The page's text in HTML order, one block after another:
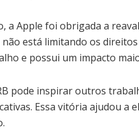
a Apple foi obrigada a
está limitando os
e possui um impacto
pode inspirar outros
Essa vitória ajudou